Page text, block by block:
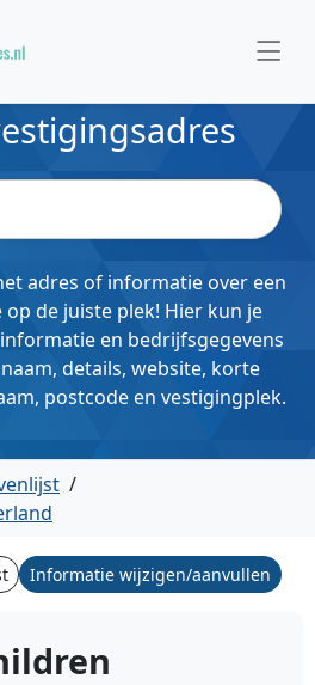
adres of informatie over een
op de juiste plek! Hier kun je
en bedrijfsgegevens
details, website, korte
postcode en vestigingplek.
/
Informatie wijzigen/aanvullen